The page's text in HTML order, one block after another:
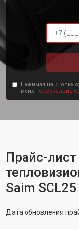
Нажимая на кнопку
моих персональных
Прайс-
Saim SCL25
Дата обновления